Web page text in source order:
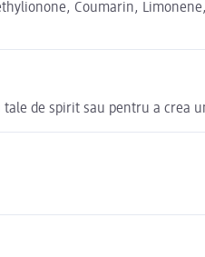
Coumarin,
de spirit sau pentru a crea